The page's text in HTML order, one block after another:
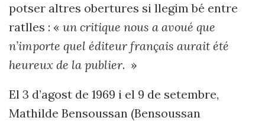
potser altres obertures si llegim bé entre
ratlles : « un critique nous a avoué que
n’importe quel éditeur français aurait été
heureux de la publier. »
El 3 d’agost de 1969 i el 9 de setembre,
Mathilde Bensoussan (Bensoussan